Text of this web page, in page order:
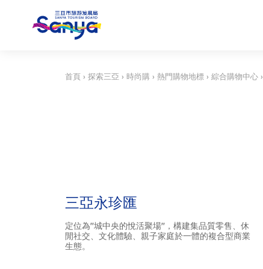
首頁› 探索三亞 › 時尚購› 熱門購物地標› 綜合購物中心›
三亞永珍匯
定位為"城中央的悅活聚場"，構建集品質零售、休
閒社交、文化體驗、親子家庭於一體的複合型商業
生態。